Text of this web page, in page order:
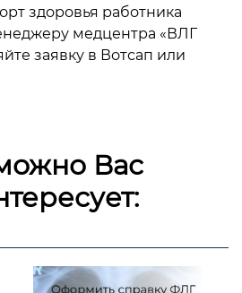
здоровья работника
медцентра «ВЛГ
заявку в Вотсап или
Вас